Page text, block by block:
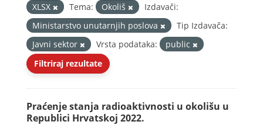
XLSX
Tema: Okoliš
Izdavači:
Ministarstvo unutarnjih poslova
Tip Izdavača:
Javni sektor
Vrsta podataka:
public
Filtriraj rezultate
Praćenje stanja radioaktivnosti u okolišu u
Republici Hrvatskoj 2022.